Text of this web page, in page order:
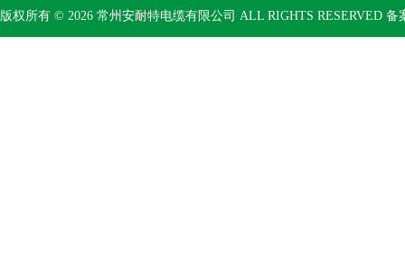
版权所有 © 2026 常州安耐特电缆有限公司 ALL RIGHTS RESERVED 备